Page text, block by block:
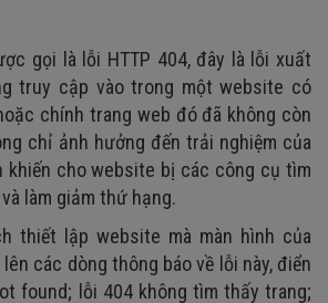
tìm kiếm hoặc tính năng search của
DNS
bộ nhớ cache của Google
thư mục cấp
có chuyên môn
gọi là lỗi HTTP 404, đây là lỗi xuất
truy cập vào trong một website có
chính trang web đó đã không còn
chỉ ảnh hưởng đến trải nghiệm của
khiến cho website bị các công cụ tìm
làm giảm thứ hạng.
thiết lập website mà màn hình của
các dòng thông báo về lỗi này, điển
found; lỗi 404 không tìm thấy trang;